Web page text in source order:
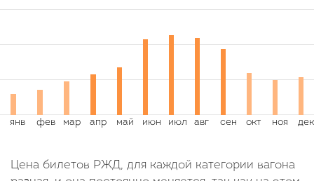
Цена билетов РЖД, для каждой категории вагона